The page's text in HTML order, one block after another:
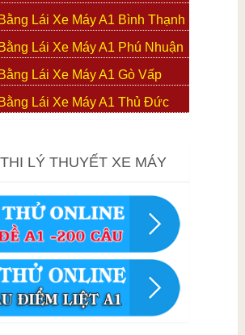
Lái Xe Máy A1 Bình Thạnh
Lái Xe Máy A1 Phú Nhuận
Lái Xe Máy A1 Gò Vấp
Lái Xe Máy A1 Thủ Đức
LÝ THUYẾT XE MÁY